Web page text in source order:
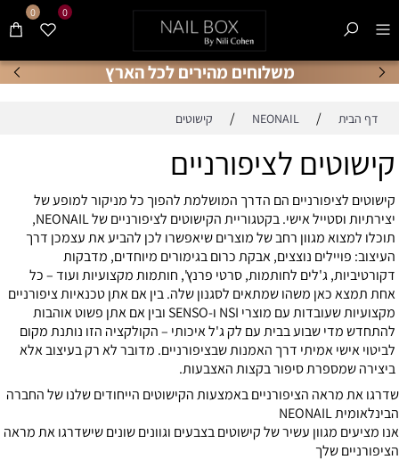
משלוחים מהירים לכל הארץ
0 0
דף הבית /
NEONAIL
/ קישוטים
קישוטים לציפורניים
קישוטים לציפורניים הם הדרך המושלמת להפוך כל מניקור למופע של
יצירתיות וסטייל אישי. בקטגוריית הקישוטים לציפורניים של NEONAIL,
תוכלו למצוא מגוון רחב של מוצרים שיאפשרו לכן להביע את עצמכן דרך
העיצוב: פויילים נוצצים, אבקת כרום בגימורים מיוחדים, מדבקות
דקורטיביות, ג'לים לחותמות, סרטי פרנץ', חותמות מקצועיות ועוד – כל
אחת תמצא כאן משהו שמתאים לסגנון שלה. בין אם אתן טכנאיות ציפורניים
מקצועיות שעובדות עם מוצרי NSI ו-SENSO ובין אם אתן פשוט אוהבות
להתחדש מדי שבוע בבית עם לק ג'ל איכותי – הקולקציה הזו נותנת מקום
לביטוי אישי אמיתי דרך האמנות שבציפורניים. מדובר לא רק בעיצוב אלא
ביצירה שמספרת סיפור בקצות האצבעות.
שדרגו את מראה הציפורניים באמצעות הקישוטים הייחודים שלנו של החברה
הבינלאומית NEONAIL
אנו מציעים מגוון עשיר של קישוטים בצבעים וגוונים שונים שישדרגו את מראה
הציפורניים שלך